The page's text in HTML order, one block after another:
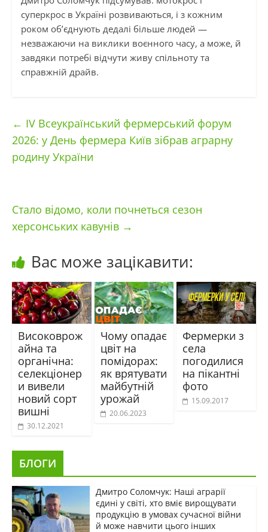
суперкрос в Україні розвиваються, і з кожним
роком об’єднують дедалі більше людей —
незважаючи на виклики воєнного часу, а може, й
завдяки потребі відчути живу спільноту та
справжній драйв.
← IV Всеукраїнський фермерський форум
2026: у День фермера Київ зібрав аграрну
родину України
Стало відомо, коли почнеться сезон
херсонських кавунів →
Вас може зацікавити:
Високоврож
айна та
органічна:
селекціонер
и вивели
новий сорт
вишні
30.12.2021
Чому опадає
цвіт на
помідорах:
як врятувати
майбутній
урожай
20.06.2023
Фермерки з
села
погодилися
на пікантні
фото
15.09.2017
БЛОГИ
Дмитро Соломчук: Наші аграрії
єдині у світі, хто вміє вирощувати
продукцію в умовах сучасної війни
й може навчити цього інших